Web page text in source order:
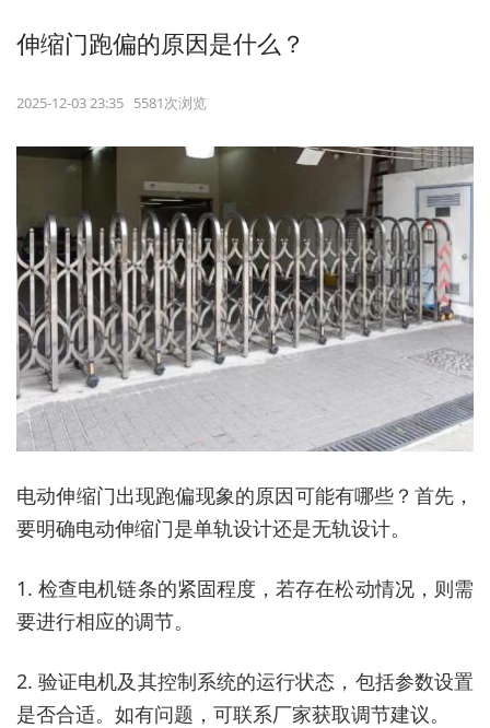
伸缩门跑偏的原因是什么？
2025-12-03 23:35 5581次浏览
电动伸缩门出现跑偏现象的原因可能有哪些？首先，
要明确电动伸缩门是单轨设计还是无轨设计。
1. 检查电机链条的紧固程度，若存在松动情况，则需
要进行相应的调节。
2. 验证电机及其控制系统的运行状态，包括参数设置
是否合适。如有问题，可联系厂家获取调节建议。